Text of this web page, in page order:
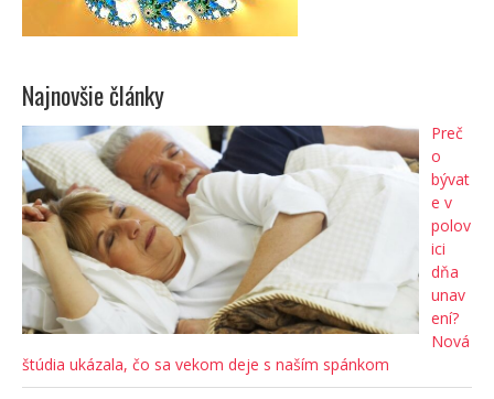
Najnovšie články
Preč
o
bývat
e v
polov
ici
dňa
unav
ení?
Nová
štúdia ukázala, čo sa vekom deje s naším spánkom